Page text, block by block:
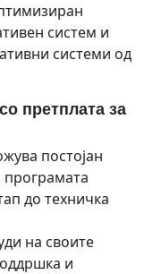
систем и
системи од
претплата за
постојан
програмата
до техничка
на своите
и